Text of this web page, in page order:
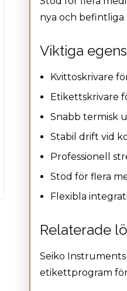
nya och befintliga
Viktiga
Kvittoskrivare
Etikettskrivare
Snabb termisk
Stabil drift vid
Professionell
Stöd för flera
Flexibla
Relaterade
Seiko
etikettprogram